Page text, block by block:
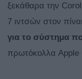
ξεκάθαρα την
7 ιντσών στον
για το σύστημα
πρωτόκολλα Apple